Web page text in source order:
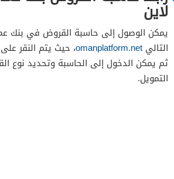
لاين
يمكن الوصول إلى حاسبة القروض في بنك
التالي omanplatform.net، حيث يتم النقر
ثم يمكن الدخول إلى الحاسبة وتحديد نوع
التمويل.